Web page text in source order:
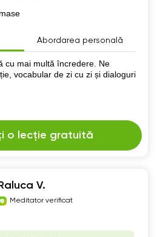
Abordarea personală
cu mai multă încredere. Ne
vocabular de zi cu zi și dialoguri
o lecție gratuită
Raluca V.
Meditator verificat